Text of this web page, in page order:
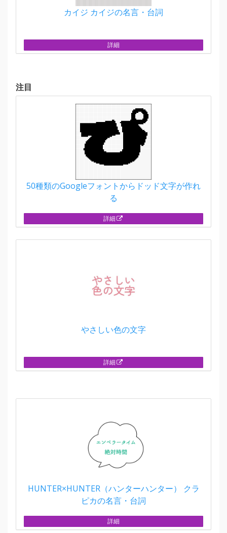
カイジ カイジの名言・台詞
詳細
注目
50種類のGoogleフォントからドッド文字が作れ
る
詳細
やさしい色の文字
詳細
HUNTER×HUNTER（ハンターハンター） クラ
ピカの名言・台詞
詳細